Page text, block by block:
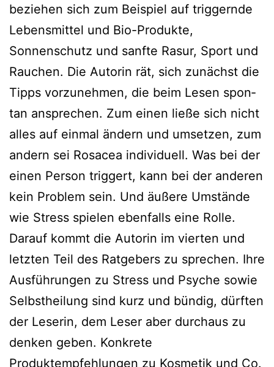
bezie­hen sich zum Beispiel auf trig­gern­de
Lebensmittel und Bio-Produkte,
Sonnenschutz und sanf­te Rasur, Sport und
Rauchen. Die Autorin rät, sich zunächst die
Tipps vor­zu­neh­men, die beim Lesen spon­
tan anspre­chen. Zum einen lie­ße sich nicht
alles auf ein­mal ändern und umset­zen, zum
andern sei Rosacea indi­vi­du­ell. Was bei der
einen Person trig­gert, kann bei der ande­ren
kein Problem sein. Und äuße­re Umstände
wie Stress spie­len eben­falls eine Rolle.
Darauf kommt die Autorin im vier­ten und
letz­ten Teil des Ratgebers zu spre­chen. Ihre
Ausführungen zu Stress und Psyche sowie
Selbstheilung sind kurz und bün­dig, dürf­ten
der Leserin, dem Leser aber durch­aus zu
den­ken geben. Konkrete
Produktempfehlungen zu Kosmetik und Co.